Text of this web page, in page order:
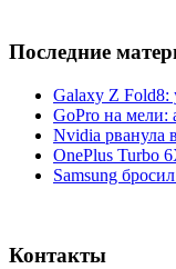
Последние
Galaxy Z Fold8:
GoPro на мели:
Nvidia рванула
OnePlus Turbo
Samsung
Контакты